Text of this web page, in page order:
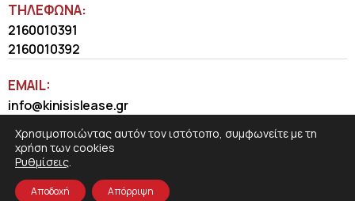
ΤΗΛΈΦΩΝΑ:
2160010391
2160010392
EMAIL:
info@kinisislease.gr
Χρησιμοποιώντας αυτόν τον ιστότοπο, συμφωνείτε με τη
χρήση των cookies
Ρυθμίσεις.
Αποδοχή Απόρριψη